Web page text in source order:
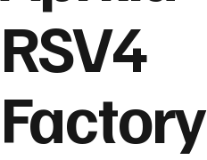
RSV4
Factory